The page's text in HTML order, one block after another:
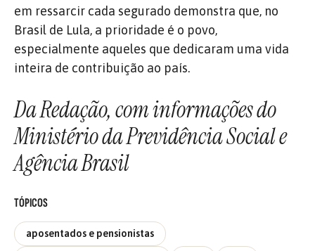
em ressarcir cada segurado demonstra que, no
Brasil de Lula, a prioridade é o povo,
especialmente aqueles que dedicaram uma vida
inteira de contribuição ao país.
Da Redação, com informações do
Ministério da Previdência Social e
Agência Brasil
TÓPICOS
aposentados e pensionistas